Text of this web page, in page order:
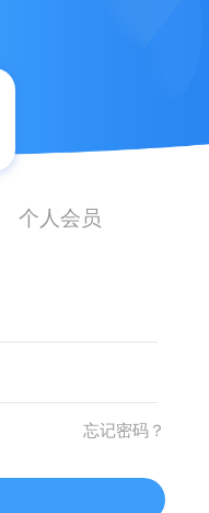
个人会员
忘记密码？